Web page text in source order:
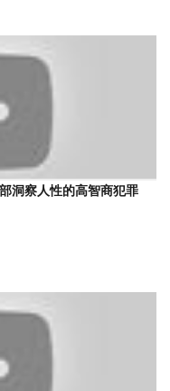
洞察人性的高智商犯罪